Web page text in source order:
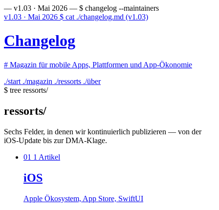
— v1.03 · Mai 2026 — $ changelog --maintainers
v1.03 · Mai 2026 $ cat ./changelog.md (v1.03)
Changelog
# Magazin für mobile Apps, Plattformen und App-Ökonomie
./start ./magazin ./ressorts ./über
$ tree ressorts/
ressorts/
Sechs Felder, in denen wir kontinuierlich publizieren — von der
iOS-Update bis zur DMA-Klage.
01 1 Artikel
iOS
Apple Ökosystem, App Store, SwiftUI